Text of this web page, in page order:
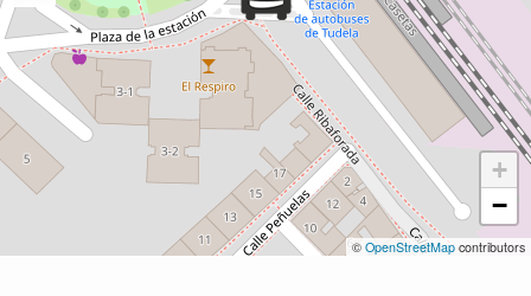
+
−
© OpenStreetMapcontributors